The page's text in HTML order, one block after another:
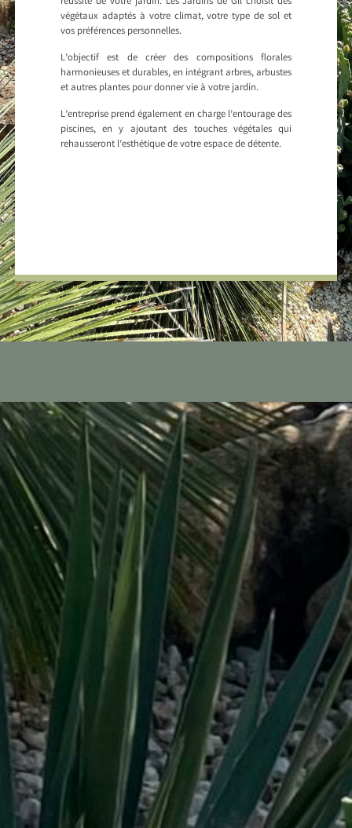
végétaux adaptés à votre climat, votre type de sol et
vos préférences personnelles.
L’objectif est de créer des compositions florales
harmonieuses et durables, en intégrant arbres, arbustes
et autres plantes pour donner vie à votre jardin.
L’entreprise prend également en charge l’entourage des
piscines, en y ajoutant des touches végétales qui
rehausseront l’esthétique de votre espace de détente.